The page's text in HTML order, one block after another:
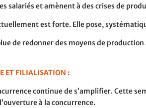
salariés et amènent à des crises de
est forte. Elle pose,
de redonner des moyens de
ET FILIALISATION :
continue de s’amplifier. Cette
à la concurrence.